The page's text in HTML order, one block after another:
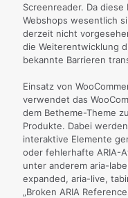
Screenreader. Da
Webshops wesentlich
derzeit nicht
die Weiterentwicklung
bekannte Barrieren
Einsatz von
verwendet das
dem Betheme-Theme
Produkte. Dabei
interaktive Elemente
oder fehlerhafte ARIA-
unter anderem aria-
expanded, aria-live,
„Broken ARIA